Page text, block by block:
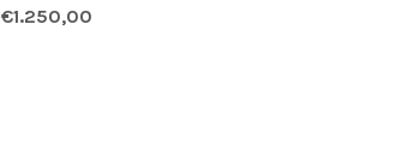
€1.250,00